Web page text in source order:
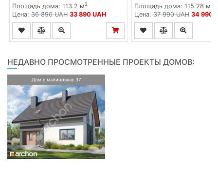
Площадь дома: 113.2 м2
Цена: 36 890 UAH 33 890 UAH
Площадь дома: 115.28 м
Цена:37 990 UAH 34 990
НЕДАВНО ПРОСМОТРЕННЫЕ ПРОЕКТЫ ДОМОВ:
Дом в малиновках 37